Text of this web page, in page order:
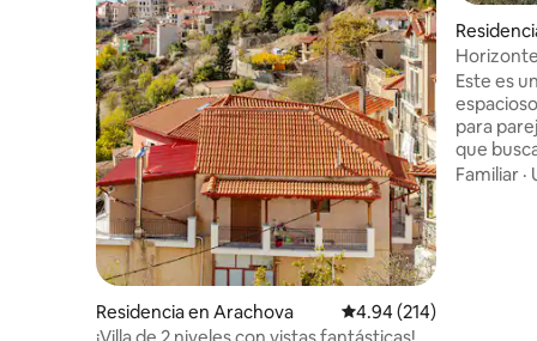
Residencia en Arachova Calificación promedio:
4.94 (214)
Este es
para
que
plazo.
Familiar ·